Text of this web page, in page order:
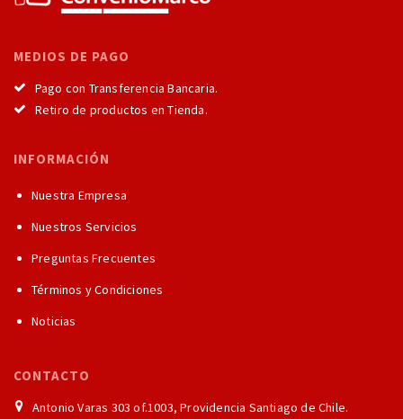
MEDIOS DE PAGO
Pago con Transferencia Bancaria.
Retiro de productos en Tienda.
INFORMACIÓN
Nuestra Empresa
Nuestros Servicios
Preguntas Frecuentes
Términos y Condiciones
Noticias
CONTACTO
Antonio Varas 303 of.1003, Providencia Santiago de Chile.